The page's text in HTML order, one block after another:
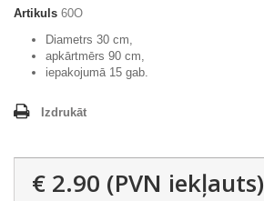
Artikuls 60O
Diametrs 30 cm,
apkārtmērs 90 cm,
iepakojumā 15 gab.
Izdrukāt
€ 2.90 (PVN iekļauts)